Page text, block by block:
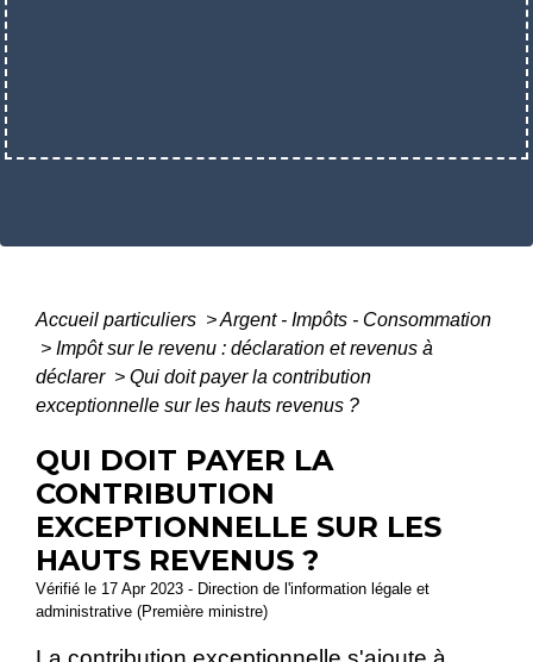
Accueil particuliers >Argent - Impôts - Consommation
> Impôt sur le revenu : déclaration et revenus à
déclarer > Qui doit payer la contribution
exceptionnelle sur les hauts revenus ?
QUI DOIT PAYER LA
CONTRIBUTION
EXCEPTIONNELLE SUR LES
HAUTS REVENUS ?
Vérifié le 17 Apr 2023 - Direction de l'information légale et
administrative (Première ministre)